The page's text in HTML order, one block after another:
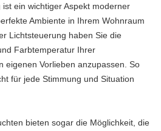
ein wichtiger Aspekt moderner
Ambiente in Ihrem Wohnraum
Lichtsteuerung haben Sie die
Farbtemperatur Ihrer
eigenen Vorlieben anzupassen. So
für jede Stimmung und Situation
bieten sogar die Möglichkeit, die